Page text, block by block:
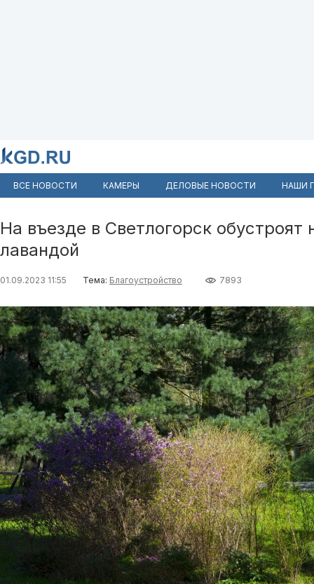
ВСЕ НОВОСТИ КАМЕРЫ ДЕЛОВЫЕ НОВОСТИ НАШИ
На въезде в Светлогорск
лавандой
01.09.2023 11:55 Тема: Благоустройство 7893